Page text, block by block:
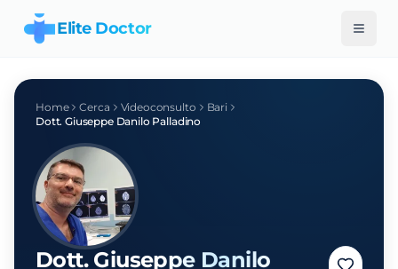
Elite Doctor
Home Cerca Videoconsulto
Bari
Dott. Giuseppe Danilo Palladino
Dott. Giuseppe Danilo